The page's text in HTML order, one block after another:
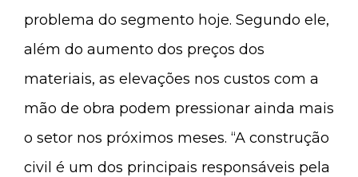
problema do segmento hoje. Segundo ele,
além do aumento dos preços dos
materiais, as elevações nos custos com a
mão de obra podem pressionar ainda mais
o setor nos próximos meses. “A construção
civil é um dos principais responsáveis pela